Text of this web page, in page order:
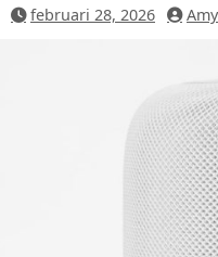
februari 28, 2026 Amy